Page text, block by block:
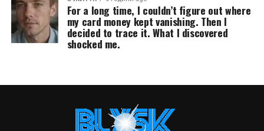
For a long time, I couldn’t figure out where
my card money kept vanishing. Then I
decided to trace it. What I discovered
shocked me.